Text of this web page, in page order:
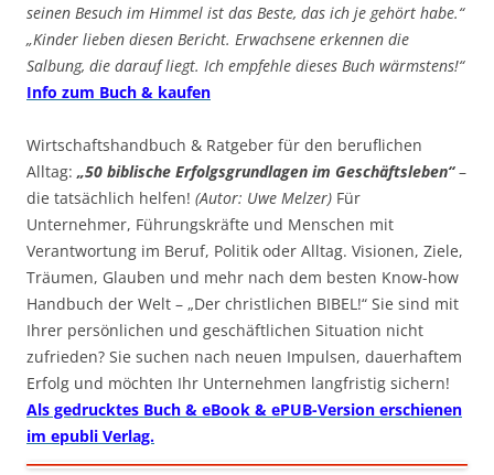
seinen Besuch im Himmel ist das Beste, das ich je gehört habe.“
„Kinder lieben diesen Bericht. Erwachsene erkennen die
Salbung, die darauf liegt. Ich empfehle dieses Buch wärmstens!“
Info zum Buch & kaufen
Wirtschaftshandbuch & Ratgeber für den beruflichen
Alltag: „50 biblische Erfolgsgrundlagen im Geschäftsleben“–
die tatsächlich helfen! (Autor: Uwe Melzer) Für
Unternehmer, Führungskräfte und Menschen mit
Verantwortung im Beruf, Politik oder Alltag. Visionen, Ziele,
Träumen, Glauben und mehr nach dem besten Know-how
Handbuch der Welt – „Der christlichen BIBEL!“ Sie sind mit
Ihrer persönlichen und geschäftlichen Situation nicht
zufrieden? Sie suchen nach neuen Impulsen, dauerhaftem
Erfolg und möchten Ihr Unternehmen langfristig sichern!
Als gedrucktes Buch & eBook & ePUB-Version erschienen
im epubli Verlag.